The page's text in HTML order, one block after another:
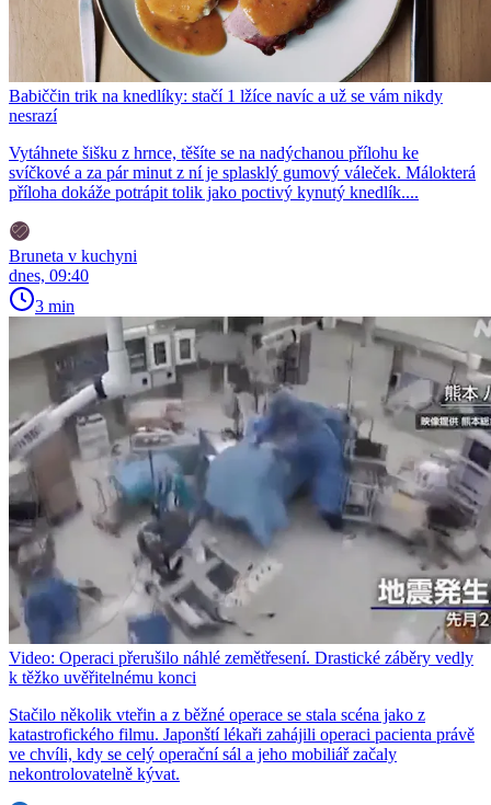
Babiččin trik na knedlíky: stačí 1 lžíce navíc a už se vám nikdy
nesrazí
Vytáhnete šišku z hrnce, těšíte se na nadýchanou přílohu ke
svíčkové a za pár minut z ní je splasklý gumový váleček. Málokterá
příloha dokáže potrápit tolik jako poctivý kynutý knedlík....
Bruneta v kuchyni
dnes, 09:40
3 min
Video: Operaci přerušilo náhlé zemětřesení. Drastické záběry vedly
k těžko uvěřitelnému konci
Stačilo několik vteřin a z běžné operace se stala scéna jako z
katastrofického filmu. Japonští lékaři zahájili operaci pacienta právě
ve chvíli, kdy se celý operační sál a jeho mobiliář začaly
nekontrolovatelně kývat.